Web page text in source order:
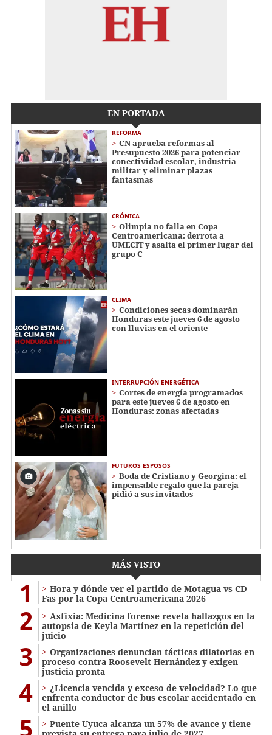
EN PORTADA
REFORMA
CN aprueba reformas al
Presupuesto 2026 para potenciar
conectividad escolar, industria
militar y eliminar plazas
fantasmas
CRÓNICA
Olimpia no falla en Copa
Centroamericana: derrota a
UMECIT y asalta el primer lugar del
grupo C
CLIMA
Condiciones secas dominarán
Honduras este jueves 6 de agosto
con lluvias en el oriente
INTERRUPCIÓN ENERGÉTICA
Cortes de energía programados
para este jueves 6 de agosto en
Honduras: zonas afectadas
FUTUROS ESPOSOS
Boda de Cristiano y Georgina: el
impensable regalo que la pareja
pidió a sus invitados
MÁS VISTO
1
Hora y dónde ver el partido de Motagua vs CD
Fas por la Copa Centroamericana 2026
2
Asfixia: Medicina forense revela hallazgos en la
autopsia de Keyla Martínez en la repetición del
juicio
3
Organizaciones denuncian tácticas dilatorias en
proceso contra Roosevelt Hernández y exigen
justicia pronta
4
¿Licencia vencida y exceso de velocidad? Lo que
enfrenta conductor de bus escolar accidentado en
el anillo
5
Puente Uyuca alcanza un 57% de avance y tiene